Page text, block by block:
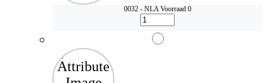
0032 - NLAVoorraad 0